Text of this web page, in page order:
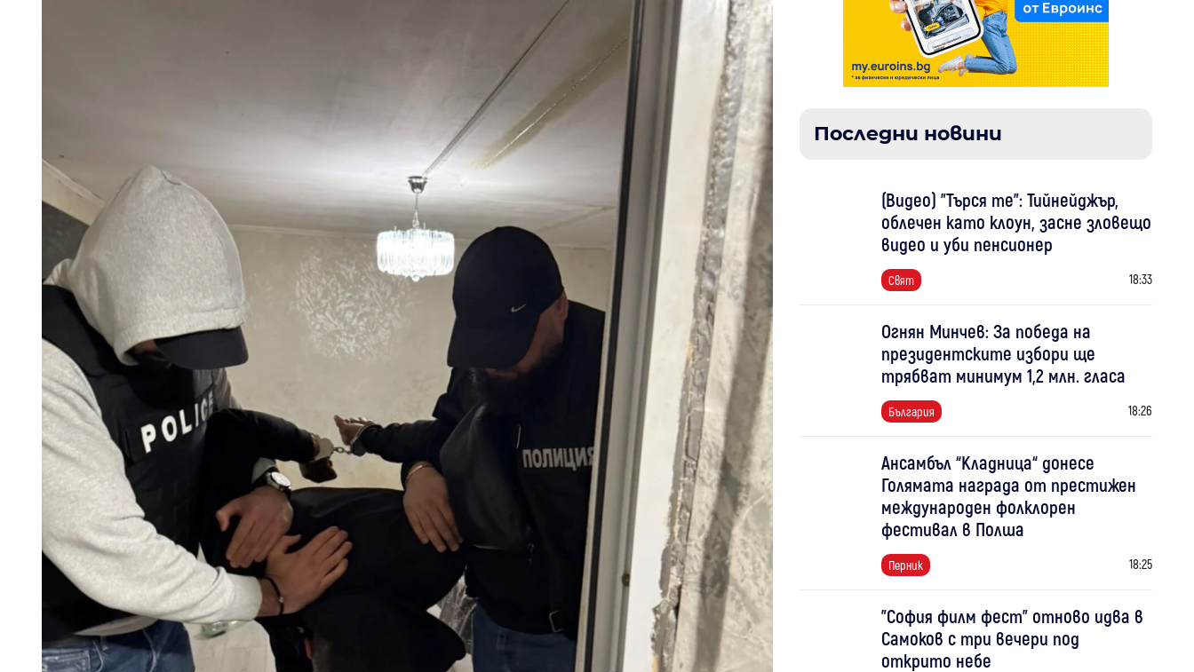
Последни новини
(Видео) "Търся те": Тийнейджър,
облечен като клоун, засне зловещо
видео и уби пенсионер
Свят 18:33
Огнян Минчев: За победа на
президентските избори ще
трябват минимум 1,2 млн. гласа
България 18:26
Ансамбъл “Кладница“ донесе
Голямата награда от престижен
международен фолклорен
фестивал в Полша
Перник 18:25
"София филм фест" отново идва в
Самоков с три вечери под
открито небе